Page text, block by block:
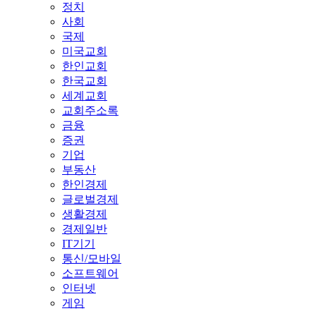
정치
사회
국제
미국교회
한인교회
한국교회
세계교회
교회주소록
금융
증권
기업
부동산
한인경제
글로벌경제
생활경제
경제일반
IT기기
통신/모바일
소프트웨어
인터넷
게임